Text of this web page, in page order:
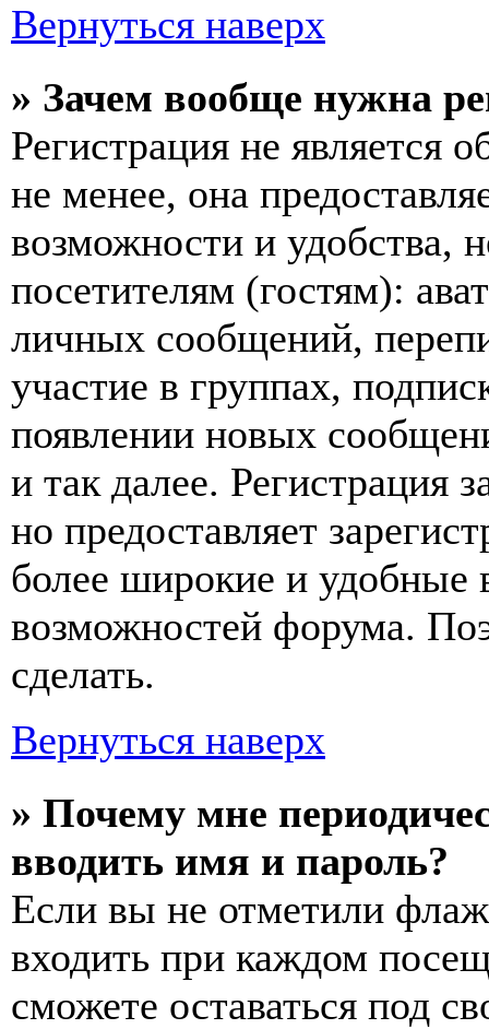
Вернуться наверх
» Зачем вообще нужна
Регистрация не является
не менее, она
возможности и удобства,
посетителям (гостям):
личных сообщений,
участие в группах,
появлении новых
и так далее. Регистрация
но предоставляет
более широкие и удобные
возможностей форума.
сделать.
Вернуться наверх
» Почему мне
вводить имя и пароль?
Если вы не отметили
входить при каждом
сможете оставаться под